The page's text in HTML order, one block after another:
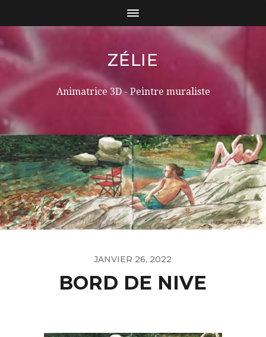
ZÉLIE
Animatrice 3D - Peintre muraliste
JANVIER 26, 2022
BORD DE NIVE